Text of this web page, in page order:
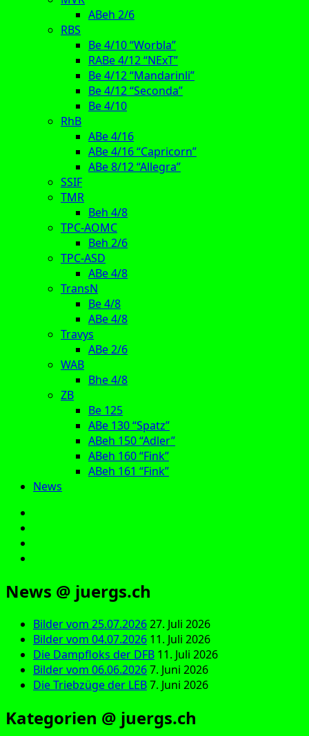
ABeh 2/6
RBS
Be 4/10 “Worbla”
RABe 4/12 “NExT”
Be 4/12 “Mandarinli”
Be 4/12 “Seconda”
Be 4/10
RhB
ABe 4/16
ABe 4/16 “Capricorn”
ABe 8/12 “Allegra”
SSIF
TMR
Beh 4/8
TPC-AOMC
Beh 2/6
TPC-ASD
ABe 4/8
TransN
Be 4/8
ABe 4/8
Travys
ABe 2/6
WAB
Bhe 4/8
ZB
Be 125
ABe 130 “Spatz”
ABeh 150 “Adler”
ABeh 160 “Fink”
ABeh 161 “Fink”
News
News @ juergs.ch
Bilder vom 25.07.202627. Juli 2026
Bilder vom 04.07.2026 11. Juli 2026
Die Dampfloks der DFB 11. Juli 2026
Bilder vom 06.06.20267. Juni 2026
Die Triebzüge der LEB7. Juni 2026
Kategorien @ juergs.ch